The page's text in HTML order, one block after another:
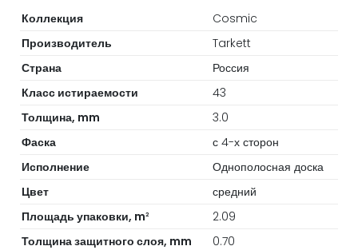
Коллекция
Cosmic
Производитель
Tarkett
Страна
Россия
Класс истираемости
43
Толщина, mm
3.0
Фаска
с 4-х сторон
Исполнение
Однополосная доска
Цвет
средний
Площадь упаковки, m2
2.09
Толщина защитного слоя, mm
0.70